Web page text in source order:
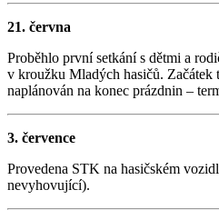
21. června
Proběhlo první setkání s dětmi a
v kroužku Mladých hasičů. Začátek
naplánován na konec prázdnin –
3. července
Provedena STK na hasičském
nevyhovující).